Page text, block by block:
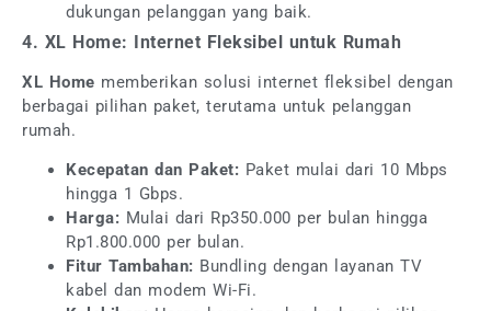
dukungan pelanggan yang baik.
4. XL Home: Internet Fleksibel untuk Rumah
XL Home memberikan solusi internet fleksibel dengan
berbagai pilihan paket, terutama untuk pelanggan
rumah.
Kecepatan dan Paket: Paket mulai dari 10 Mbps
hingga 1 Gbps.
Harga: Mulai dari Rp350.000 per bulan hingga
Rp1.800.000 per bulan.
Fitur Tambahan: Bundling dengan layanan TV
kabel dan modem Wi-Fi.